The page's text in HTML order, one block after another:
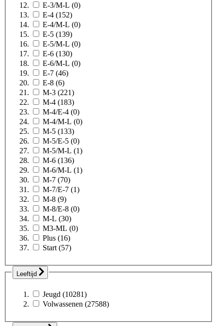
E-3/M-L (0)
E-4 (152)
E-4/M-L (0)
E-5 (139)
E-5/M-L (0)
E-6 (130)
E-6/M-L (0)
E-7 (46)
E-8 (6)
M-3 (221)
M-4 (183)
M-4/E-4 (0)
M-4/M-L (0)
M-5 (133)
M-5/E-5 (0)
M-5/M-L (1)
M-6 (136)
M-6/M-L (1)
M-7 (70)
M-7/E-7 (1)
M-8 (9)
M-8/E-8 (0)
M-L (30)
M3-ML (0)
Plus (16)
Start (57)
Leeftijd
Jeugd (10281)
Volwassenen (27588)